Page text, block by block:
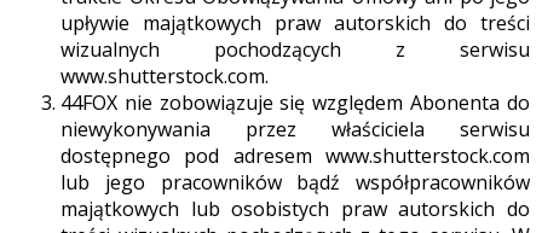
upływie majątkowych praw autorskich do treści
wizualnych pochodzących z serwisu
www.shutterstock.com.
44FOX nie zobowiązuje się względem Abonenta do
niewykonywania przez właściciela serwisu
dostępnego pod adresem www.shutterstock.com
lub jego pracowników bądź współpracowników
majątkowych lub osobistych praw autorskich do